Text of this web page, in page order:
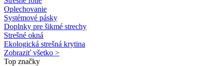
Oplechovanie
Systémové pásky
Doplnky pre šikmé strechy
Strešné okná
Ekologická strešná krytina
Zobraziť všetko >
Top značky